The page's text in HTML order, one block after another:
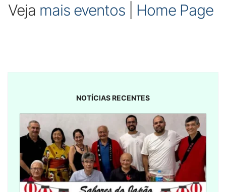
Veja mais eventos Home Page
NOTÍCIAS RECENTES